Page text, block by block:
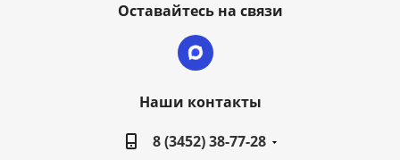
Оставайтесь на связи
Наши контакты
8 (3452) 38-77-28